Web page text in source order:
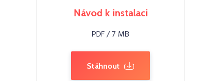
Návod k instalaci
PDF / 7 MB
Stáhnout